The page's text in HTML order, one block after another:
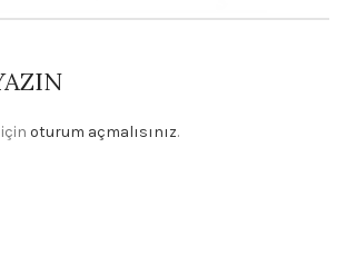
oturum açmalısınız.